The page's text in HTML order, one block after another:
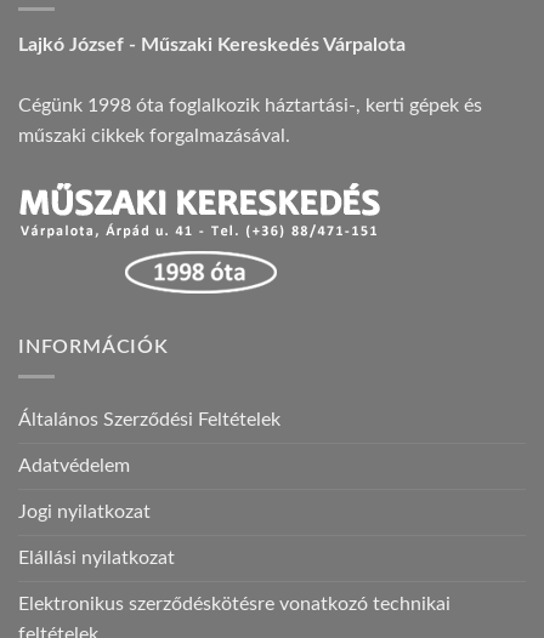
Lajkó József - Műszaki Kereskedés Várpalota
Cégünk 1998 óta foglalkozik háztartási-, kerti gépek és
műszaki cikkek forgalmazásával.
INFORMÁCIÓK
Általános Szerződési Feltételek
Adatvédelem
Jogi nyilatkozat
Elállási nyilatkozat
Elektronikus szerződéskötésre vonatkozó technikai